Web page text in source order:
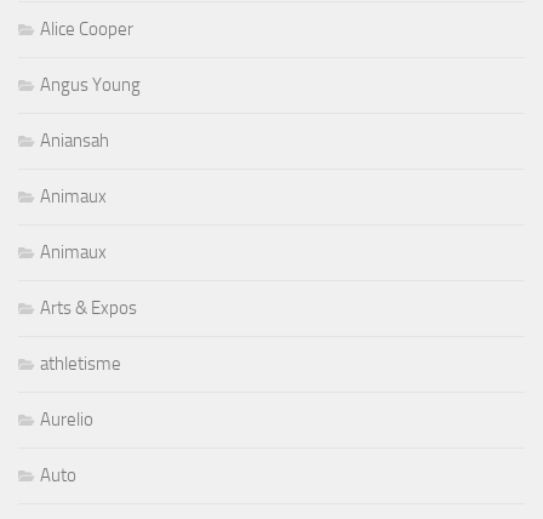
Alice Cooper
Angus Young
Aniansah
Animaux
Animaux
Arts & Expos
athletisme
Aurelio
Auto